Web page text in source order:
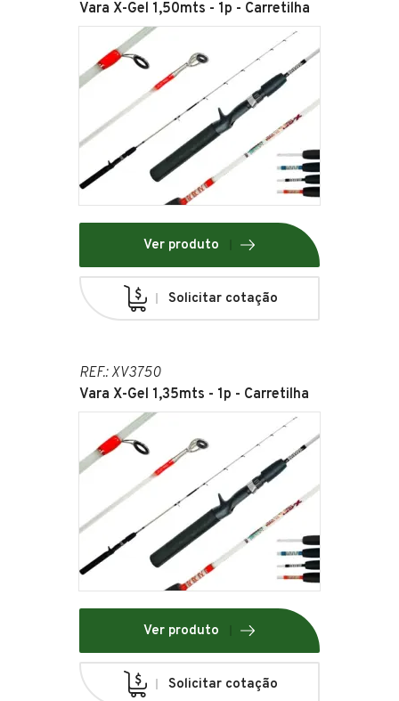
Vara X-Gel 1,50mts - 1p - Carretilha
Ver produto
Solicitar cotação
REF.: XV3750
Vara X-Gel 1,35mts - 1p - Carretilha
Ver produto
Solicitar cotação